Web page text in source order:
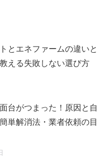
とエネファームの違いと
える失敗しない選び方
面台がつまった！原因と自
単解消法・業者依頼の目